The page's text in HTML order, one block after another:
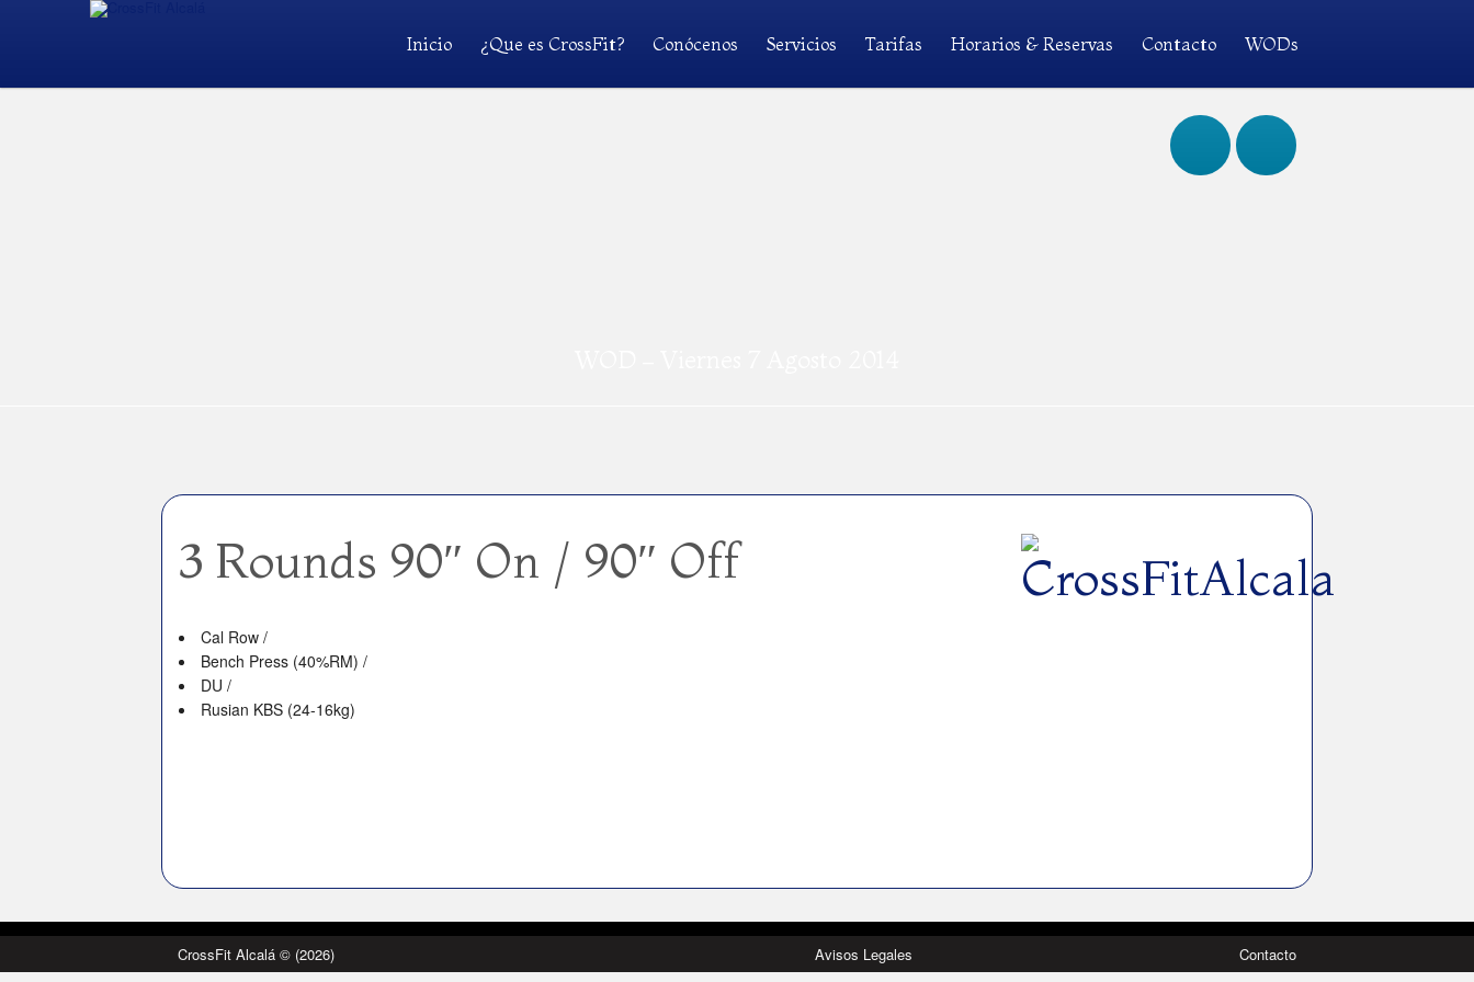
Inicio ¿Que es CrossFit? Conócenos Servicios Tarifas Horarios & Reservas Contacto WODs
3 Rounds 90″ On / 90″ Off
Cal Row /
Bench Press (40%RM) /
DU /
Rusian KBS (24-16kg)
CrossFit Alcalá © (2026) Avisos Legales Contacto